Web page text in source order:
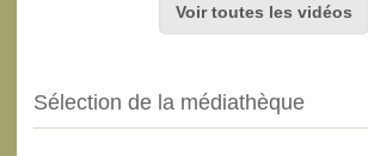
Voir toutes les vidéos
Sélection de la médiathèque